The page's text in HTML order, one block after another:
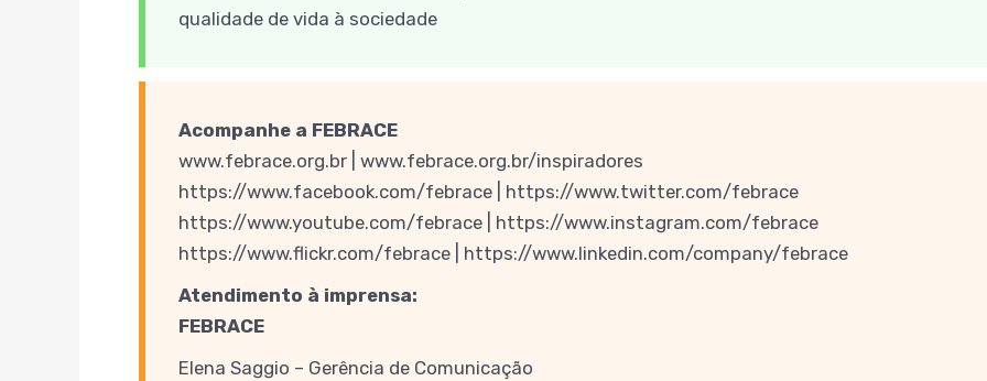
qualidade de vida à sociedade
Acompanhe a FEBRACE
www.febrace.org.br | www.febrace.org.br/inspiradores
https://www.facebook.com/febrace | https://www.twitter.com/febrace
https://www.youtube.com/febrace | https://www.instagram.com/febrace
https://www.flickr.com/febrace | https://www.linkedin.com/company/febrace
Atendimento à imprensa:
FEBRACE
Elena Saggio – Gerência de Comunicação